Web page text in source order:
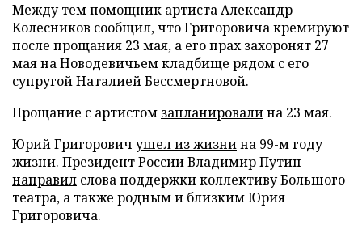
Между тем помощник артиста Александр
Колесников сообщил, что Григоровича кремируют
после прощания 23 мая, а его прах захоронят 27
мая на Новодевичьем кладбище рядом с его
супругой Наталией Бессмертновой.
Прощание с артистом запланировалина 23 мая.
Юрий Григорович ушел из жизнина 99-м году
жизни. Президент России Владимир Путин
направил слова поддержки коллективу Большого
театра, а также родным и близким Юрия
Григоровича.